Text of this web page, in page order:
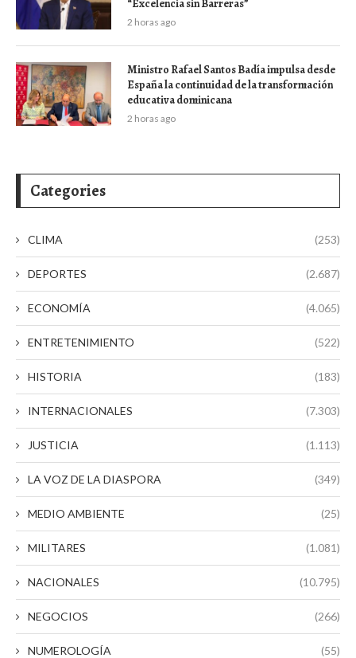
“Excelencia sin Barreras”
2 horas ago
Ministro Rafael Santos Badía impulsa desde
España la continuidad de la transformación
educativa dominicana
2 horas ago
Categories
CLIMA (253)
DEPORTES (2.687)
ECONOMÍA (4.065)
ENTRETENIMIENTO (522)
HISTORIA (183)
INTERNACIONALES (7.303)
JUSTICIA (1.113)
LA VOZ DE LA DIASPORA (349)
MEDIO AMBIENTE (25)
MILITARES (1.081)
NACIONALES (10.795)
NEGOCIOS (266)
NUMEROLOGÍA (55)